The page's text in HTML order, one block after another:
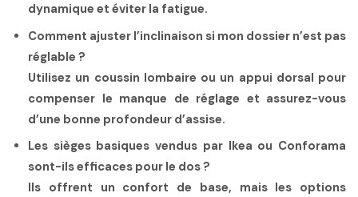
dynamique et éviter la fatigue.
Comment ajuster l’inclinaison si mon dossier n’est pas
réglable ?
Utilisez un coussin lombaire ou un appui dorsal pour
compenser le manque de réglage et assurez-vous
d’une bonne profondeur d’assise.
Les sièges basiques vendus par Ikea ou Conforama
sont-ils efficaces pour le dos ?
Ils offrent un confort de base, mais les options